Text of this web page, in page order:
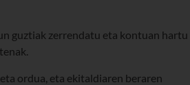
guztiak zerrendatu eta kontuan hartu
ordua, eta ekitaldiaren beraren